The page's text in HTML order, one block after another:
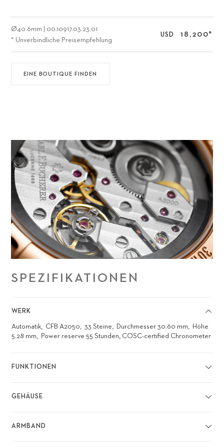
Ø40.6mm
00.10917.03.23.01
* Unverbindliche Preisempfehlung
USD 18,200*
EINE BOUTIQUE FINDEN
SPEZIFIKATIONEN
WERK
Automatik CFB A2050 33 Steine Durchmesser 30.60 mm
Höhe
5.28 mm
Power reserve 55 Stunden, COSC-certified Chronometer
FUNKTIONEN
GEHÄUSE
ARMBAND